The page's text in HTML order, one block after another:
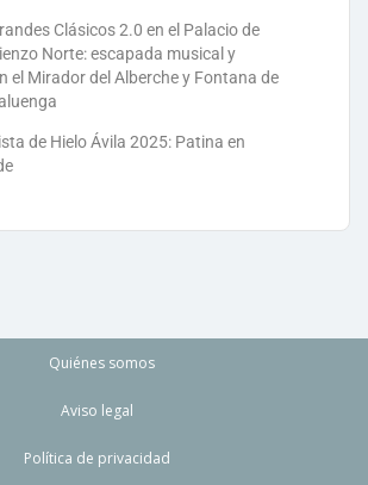
Clásicos 2.0 en el Palacio de
Norte: escapada musical y
el Mirador del Alberche y Fontana de
de Hielo Ávila 2025: Patina en
Quiénes somos
Aviso legal
Política de privacidad